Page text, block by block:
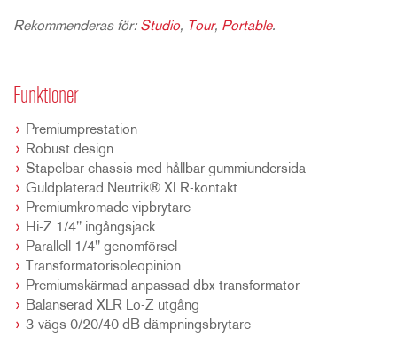
Rekommenderas för: Studio, Tour, Portable.
Funktioner
Premiumprestation
Robust design
Stapelbar chassis med hållbar gummiundersida
Guldpläterad Neutrik® XLR-kontakt
Premiumkromade vipbrytare
Hi-Z 1/4" ingångsjack
Parallell 1/4" genomförsel
Transformatorisoleopinion
Premiumskärmad anpassad dbx-transformator
Balanserad XLR Lo-Z utgång
3-vägs 0/20/40 dB dämpningsbrytare